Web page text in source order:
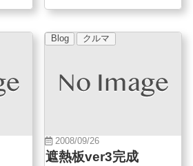
Blog クルマ
2008/09/26
遮熱板ver3完成